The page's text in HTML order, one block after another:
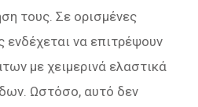
τους. Σε ορισμένες
ενδέχεται να επιτρέψουν
με χειμερινά ελαστικά
Ωστόσο, αυτό δεν